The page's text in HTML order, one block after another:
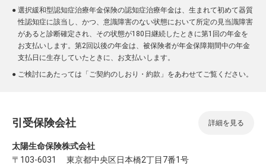
● 選択緩和型認知症治療年金保険の認知症治療年金は、生まれて初めて器質
性認知症に該当し、かつ、意識障害のない状態において所定の見当識障害
があると診断確定され、その状態が180日継続したときに第1回の年金を
お支払いします。第2回以後の年金は、被保険者が年金保障期間中の年金
支払日に生存していたときに、お支払いします。
● ご検討にあたっては「ご契約のしおり・約款」をあわせてご覧ください。
引受保険会社 詳細を見る
太陽生命保険株式会社
〒103-6031 東京都中央区日本橋2丁目7番1号